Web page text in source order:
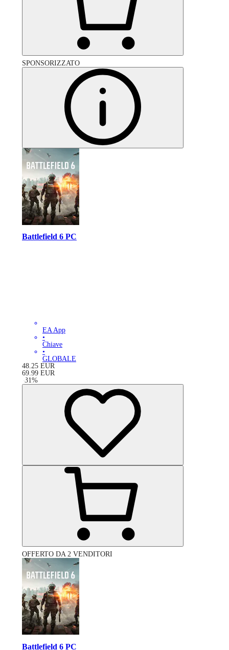
SPONSORIZZATO
Battlefield 6 PC
EA App
•
Chiave
•
GLOBALE
48.25 EUR
69.99 EUR
-31%
OFFERTO DA 2 VENDITORI
Battlefield 6 PC